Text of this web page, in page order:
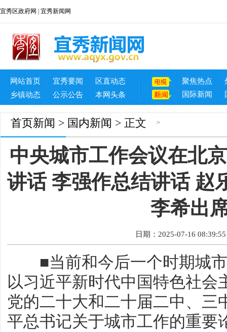
宜秀区政府网 宜秀新闻网
网站首页 宜秀要闻
区直动态
乡镇动态
公示公告 本网头条
聚焦热点
国际新闻
首页 >
新闻 > 国内新闻 > 正文
中央城市工作会议在北
讲话 李强作总结讲话 赵
李希出
日期：2025-07-16 08:39:55
■当前和今后一个时期城市
以习近平新时代中国特色社会
党的二十大和二十届二中、三
平总书记关于城市工作的重要